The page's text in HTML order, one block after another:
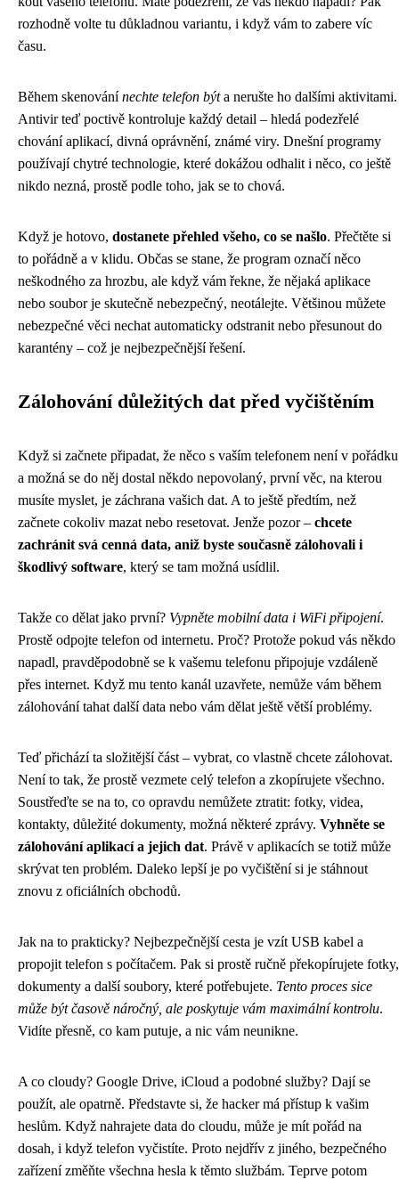
rozhodně volte tu důkladnou variantu, i když vám to zabere víc
času.
Během skenovánínechte telefon býta nerušte ho dalšími aktivitami.
Antivir teď poctivě kontroluje každý detail – hledá podezřelé
chování aplikací, divná oprávnění, známé viry. Dnešní programy
používají chytré technologie, které dokážou odhalit i něco, co ještě
nikdo nezná, prostě podle toho, jak se to chová.
Když je hotovo, dostanete přehled všeho, co se našlo. Přečtěte si
to pořádně a v klidu. Občas se stane, že program označí něco
neškodného za hrozbu, ale když vám řekne, že nějaká aplikace
nebo soubor je skutečně nebezpečný, neotálejte. Většinou můžete
nebezpečné věci nechat automaticky odstranit nebo přesunout do
karantény – což je nejbezpečnější řešení.
Zálohování důležitých dat před vyčištěním
Když si začnete připadat, že něco s vaším telefonem není v pořádku
a možná se do něj dostal někdo nepovolaný, první věc, na kterou
musíte myslet, je záchrana vašich dat. A to ještě předtím, než
začnete cokoliv mazat nebo resetovat. Jenže pozor – chcete
zachránit svá cenná data, aniž byste současně zálohovali i
škodlivý software, který se tam možná usídlil.
Takže co dělat jako první? Vypněte mobilní data i WiFi připojení.
Prostě odpojte telefon od internetu. Proč? Protože pokud vás někdo
napadl, pravděpodobně se k vašemu telefonu připojuje vzdáleně
přes internet. Když mu tento kanál uzavřete, nemůže vám během
zálohování tahat další data nebo vám dělat ještě větší problémy.
Teď přichází ta složitější část – vybrat, co vlastně chcete zálohovat.
Není to tak, že prostě vezmete celý telefon a zkopírujete všechno.
Soustřeďte se na to, co opravdu nemůžete ztratit: fotky, videa,
kontakty, důležité dokumenty, možná některé zprávy. Vyhněte se
zálohování aplikací a jejich dat. Právě v aplikacích se totiž může
skrývat ten problém. Daleko lepší je po vyčištění si je stáhnout
znovu z oficiálních obchodů.
Jak na to prakticky? Nejbezpečnější cesta je vzít USB kabel a
propojit telefon s počítačem. Pak si prostě ručně překopírujete fotky,
dokumenty a další soubory, které potřebujete. Tento proces sice
může být časově náročný, ale poskytuje vám maximální kontrolu.
Vidíte přesně, co kam putuje, a nic vám neunikne.
A co cloudy? Google Drive, iCloud a podobné služby? Dají se
použít, ale opatrně. Představte si, že hacker má přístup k vašim
heslům. Když nahrajete data do cloudu, může je mít pořád na
dosah, i když telefon vyčistíte. Proto nejdřív z jiného, bezpečného
zařízení změňte všechna hesla k těmto službám. Teprve potom